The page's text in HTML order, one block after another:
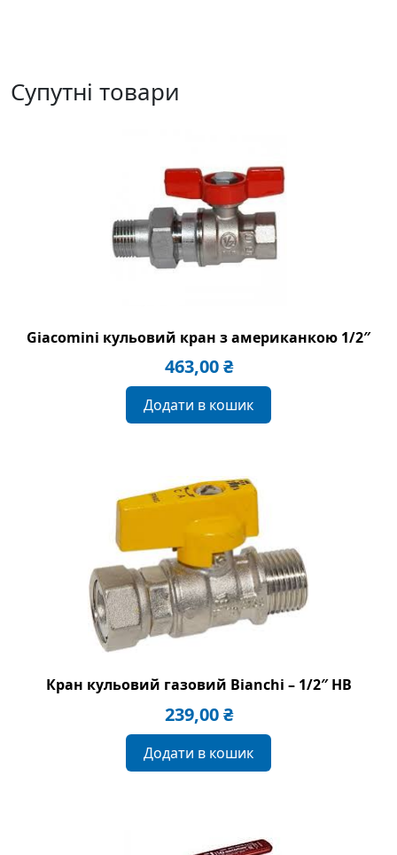
Супутні товари
Giacomini кульовий кран з американкою 1/2″
463,00₴
Додати в кошик
Кран кульовий газовий Bianchi – 1/2″ HВ
239,00₴
Додати в кошик